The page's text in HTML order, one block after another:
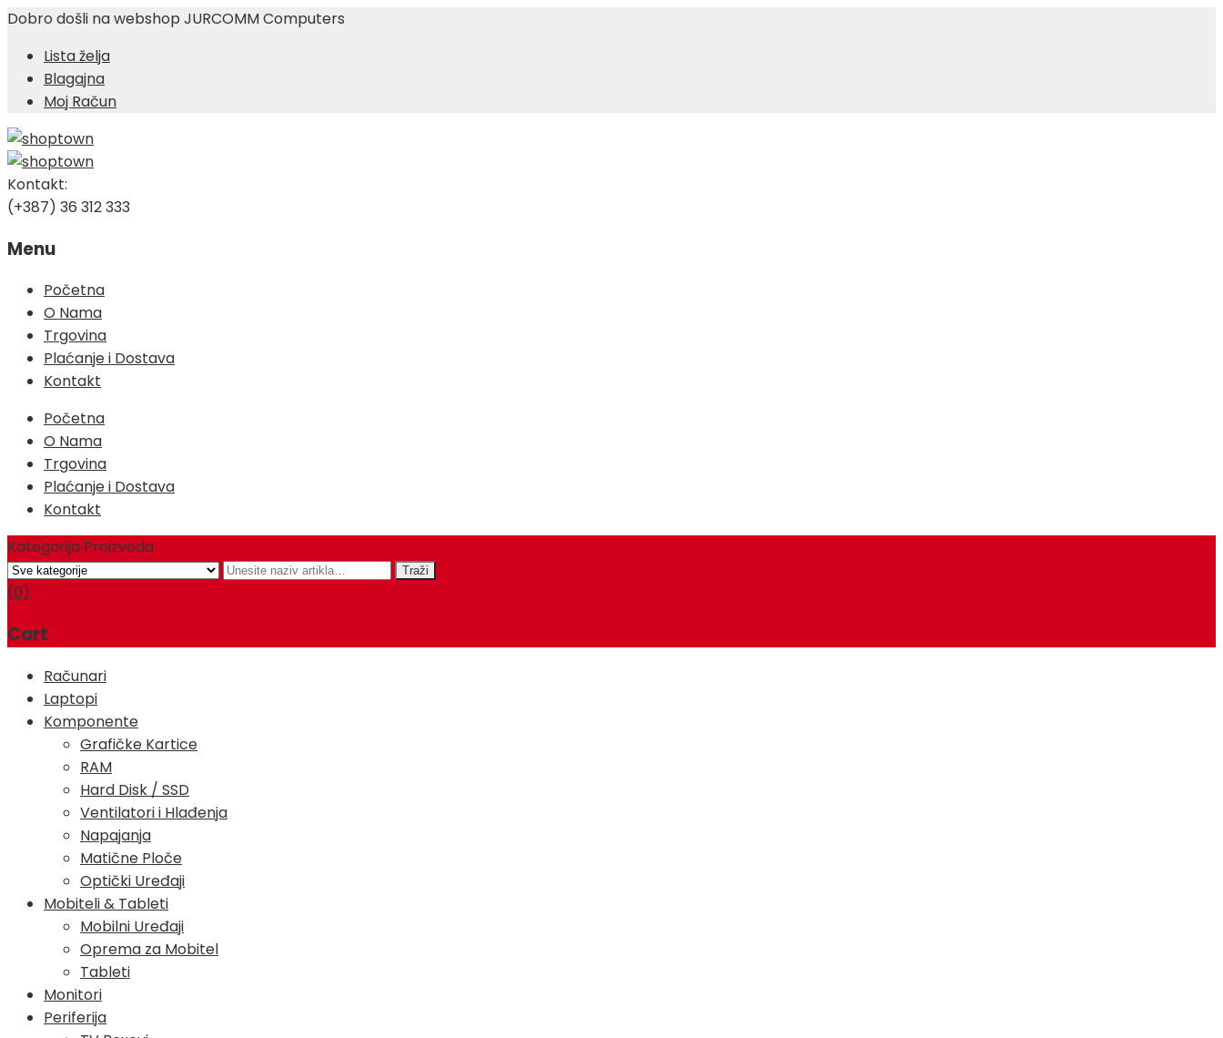
Dobro došli na webshop JURCOMM Computers
Lista želja
Blagajna
Moj Račun
Kontakt:
(+387) 36 312 333
Menu
Skip
content
Početna
O Nama
Trgovina
Plaćanje i Dostava
Kontakt
Početna
O Nama
Trgovina
Plaćanje i Dostava
Kontakt
Kategorija Proizvoda
(0)
Cart
Računari
Laptopi
Komponente
Grafičke Kartice
RAM
Hard Disk / SSD
Ventilatori i Hlađenja
Napajanja
Matične Ploče
Optički Uređaji
Mobiteli & Tableti
Mobilni Uređaji
Oprema za Mobitel
Tableti
Monitori
Periferija